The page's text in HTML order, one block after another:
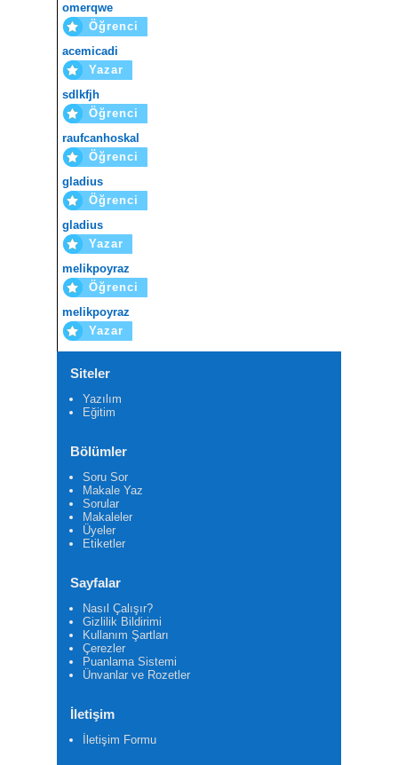
omerqwe
Öğrenci
acemicadi
Yazar
sdlkfjh
Öğrenci
raufcanhoskal
Öğrenci
gladius
Öğrenci
gladius
Yazar
melikpoyraz
Öğrenci
melikpoyraz
Yazar
Siteler
Yazılım
Eğitim
Bölümler
Soru Sor
Makale Yaz
Sorular
Makaleler
Üyeler
Etiketler
Sayfalar
Nasıl Çalışır?
Gizlilik Bildirimi
Kullanım Şartları
Çerezler
Puanlama Sistemi
Ünvanlar ve Rozetler
İletişim
İletişim Formu